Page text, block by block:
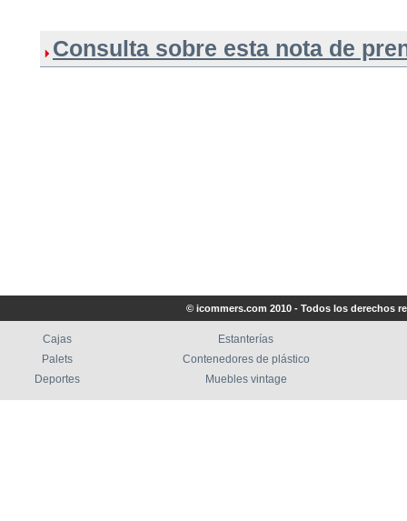
Consulta sobre esta nota de
© icommers.com 2010 - Todos los derechos
Cajas
Estanterías
Palets
Contenedores de plástico
Deportes
Muebles vintage